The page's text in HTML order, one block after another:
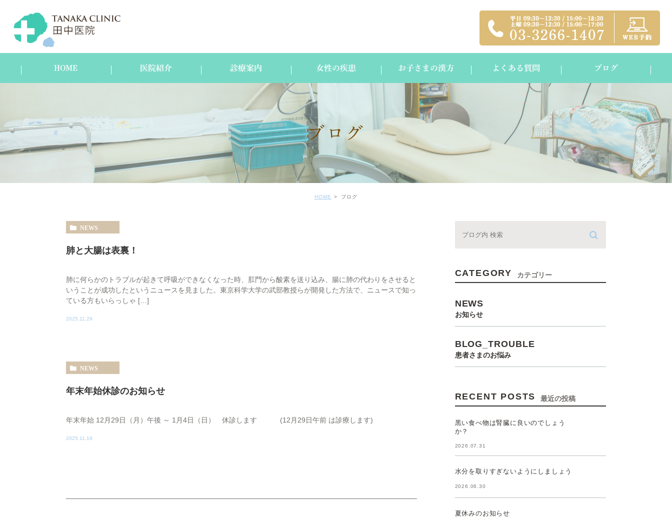
HOME 医院紹介
スタッフ紹介
診療案内 女性の疾患 お子さまの漢方 よくある質問 ブログ
ブログ
HOME ブログ
NEWS
肺と大腸は表裏！
肺に何らかのトラブルが起きて呼吸ができなくなった時、肛門から酸素を送り込み、腸に肺の代わりをさせると
いうことが成功したというニュースを見ました。東京科学大学の武部教授らが開発した方法で、ニュースで知っ
ている方もいらっしゃ […]
2025.11.29
NEWS
年末年始休診のお知らせ
年末年始 12月29日（月）午後 ～ 1月4日（日） 休診します (12月29日午前 は診療します)
2025.11.19
CATEGORY カテゴリー
NEWS
お知らせ
BLOG_TROUBLE
患者さまのお悩み
RECENT POSTS 最近の投稿
黒い食べ物は腎臓に良いのでしょう
か？
2026.07.31
水分を取りすぎないようにしましょう
2026.06.30
夏休みのお知らせ